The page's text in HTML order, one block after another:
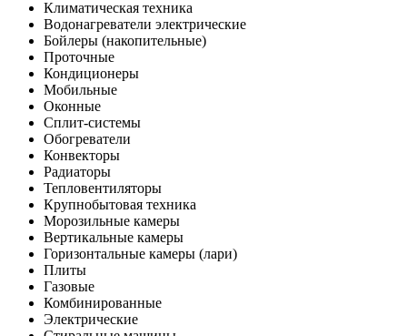
Климатическая техника
Водонагреватели электрические
Бойлеры (накопительные)
Проточные
Кондиционеры
Мобильные
Оконные
Сплит-системы
Обогреватели
Конвекторы
Радиаторы
Тепловентиляторы
Крупнобытовая техника
Морозильные камеры
Вертикальные камеры
Горизонтальные камеры (лари)
Плиты
Газовые
Комбинированные
Электрические